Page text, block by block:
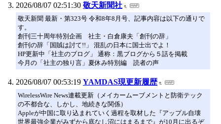
2026/08/07 02:51:30 敬天新聞社
敬天新聞 最新・第323号 令和8年8月号、記事内容は以下の通りで
す。
創刊三十周年特別企画 社主・白倉康夫「創刊の辞」
創刊の辞「国賊は討て!!」 混乱の日本に国士出でよ！
HP更新中「社主のブログ」 通称：黒ブログから５話を掲載
今月の「社主の独り言」夏休み特別編 読者の声
2026/08/07 00:53:19 YAMDAS現更新履歴
WirelessWire News連載更新（メイカームーブメントと防衛テック
の不都合な、しかし、地続きな関係）
Appleが中国に取り込まれていく過程を取材した『アップル自壊
世界最強企業がみずから底なし沼にはまるまで』が10月に出るぞ